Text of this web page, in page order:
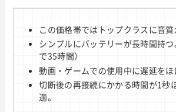
この価格帯ではトップクラスに音質
シンプルにバッテリーが長時間持
で35時間）
動画・ゲームでの使用中に遅延をほ
切断後の再接続にかかる時間が1秒
適。